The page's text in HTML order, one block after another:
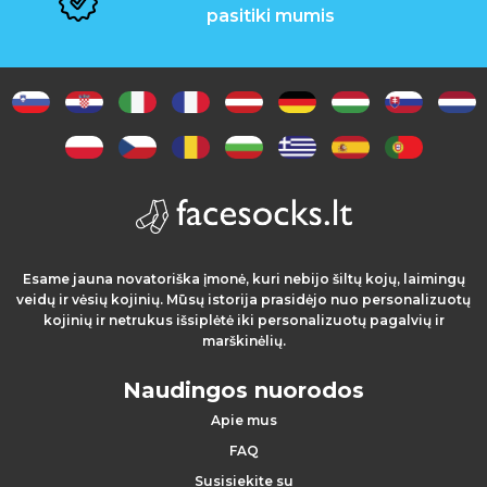
s
e
r
pasitiki mumis
Esame jauna novatoriška įmonė, kuri nebijo šiltų kojų, laimingų
veidų ir vėsių kojinių. Mūsų istorija prasidėjo nuo personalizuotų
kojinių ir netrukus išsiplėtė iki personalizuotų pagalvių ir
marškinėlių.
Naudingos nuorodos
Apie mus
FAQ
Susisiekite su